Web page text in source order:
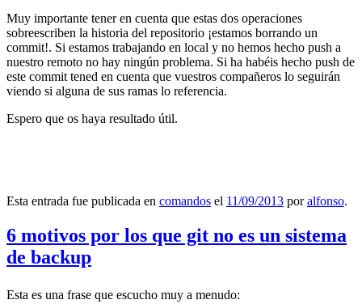
Muy importante tener en cuenta que estas dos operaciones
sobreescriben la historia del repositorio ¡estamos borrando un
commit!. Si estamos trabajando en local y no hemos hecho push a
nuestro remoto no hay ningún problema. Si ha habéis hecho push de
este commit tened en cuenta que vuestros compañeros lo seguirán
viendo si alguna de sus ramas lo referencia.
Espero que os haya resultado útil.
Esta entrada fue publicada en comandos el 11/09/2013 poralfonso.
6 motivos por los que git no es un sistema
de backup
Esta es una frase que escucho muy a menudo: